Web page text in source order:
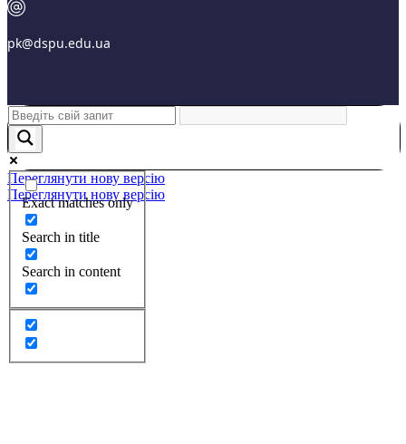
pk@dspu.edu.ua
Exact matches only
Search in title
Search in content
Переглянути нову версію
Переглянути нову версію